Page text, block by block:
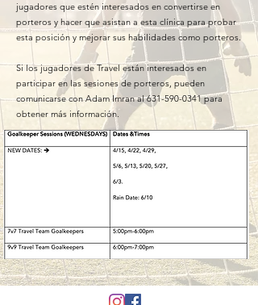
jugadores que estén interesados en convertirse en
porteros y hacer que asistan a esta clínica para probar
esta posición y mejorar sus habilidades como porteros.
Si los jugadores de Travel están interesados en
participar en las sesiones de porteros, pueden
comunicarse con Adam Imran al631-590-0341para
obtener más información.